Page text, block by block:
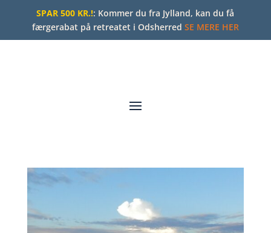
SPAR 500 KR.!: Kommer du fra Jylland, kan du få
færgerabat på retreatet i Odsherred SE MERE HER